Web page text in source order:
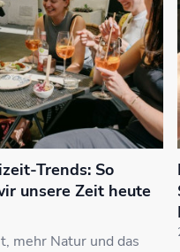
Trends: So
unsere Zeit heute
mehr Natur und das